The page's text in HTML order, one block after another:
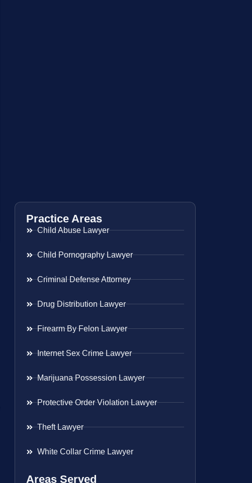
Practice Areas
Child Abuse Lawyer
Child Pornography Lawyer
Criminal Defense Attorney
Drug Distribution Lawyer
Firearm By Felon Lawyer
Internet Sex Crime Lawyer
Marijuana Possession Lawyer
Protective Order Violation Lawyer
Theft Lawyer
White Collar Crime Lawyer
Areas Served